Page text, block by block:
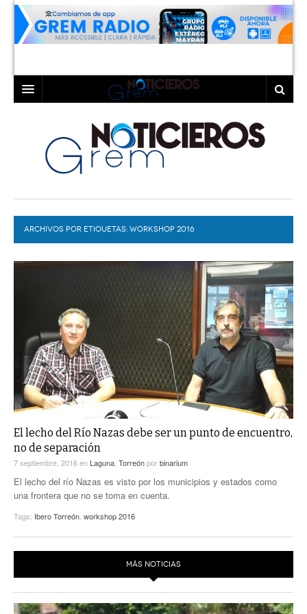
LAGUNA
TORREÓN
GÓMEZ PALACIO
LERDO
COAHUILA
DURANGO
DEPORTES
EL EXACTO
EXA INFORMA
GLOBO
CONTEXTOS
TRAYECTO LAGUNA
A MEDIA MAÑANA
A TODA LEY
DIÁLOGOS CON LA HISTORIA
TWEETS AND BEATS
LA MEJOR 97.1 ESTÉREO GALLITO
ACTUALIDADES GREM
PULSO
LA MEJOR INFORMACIÓN
PC29
ACTUALIDADES GREM
ARCHIVOS POR ETIQUETAS: WORKSHOP 2016
El lecho del Río Nazas debe ser un punto de encuentro,
no de separación
7 septiembre, 2016en Laguna Torreónporbinarium
El lecho del río Nazas es visto por los municipios y estados como
una frontera que no se toma en cuenta.
Tags: Ibero Torreón workshop 2016
MÁS NOTICIAS